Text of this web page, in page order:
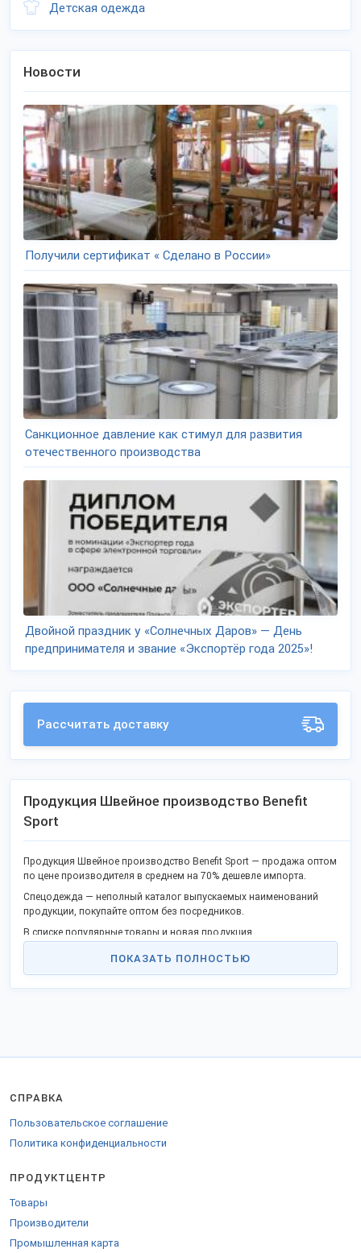
Детская одежда
Новости
Получили сертификат « Сделано в России»
Санкционное давление как стимул для развития
отечественного производства
Двойной праздник у «Солнечных Даров» — День
предпринимателя и звание «Экспортёр года 2025»!
Рассчитать доставку
Продукция Швейное производство Benefit
Sport
Продукция Швейное производство Benefit Sport — продажа оптом
по цене производителя в среднем на 70% дешевле импорта.
Спецодежда — неполный каталог выпускаемых наименований
продукции, покупайте оптом без посредников.
В списке популярные товары и новая продукция.
Качество соответствует государственным стандартам или
Для отправки в страны ЕС предоставляются необходимые бумаги.
Наши контакты настранице компании
ПОКАЗАТЬ ПОЛНОСТЬЮ
СПРАВКА
Пользовательское соглашение
Политика конфиденциальности
ПРОДУКТЦЕНТР
Товары
Производители
Промышленная карта